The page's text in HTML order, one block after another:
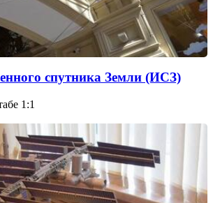
спутника Земли (ИСЗ)
1:1